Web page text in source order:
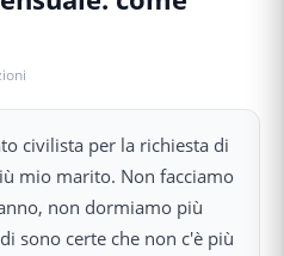
civilista per la richiesta di
mio marito. Non facciamo
non dormiamo più
sono certe che non c'è più